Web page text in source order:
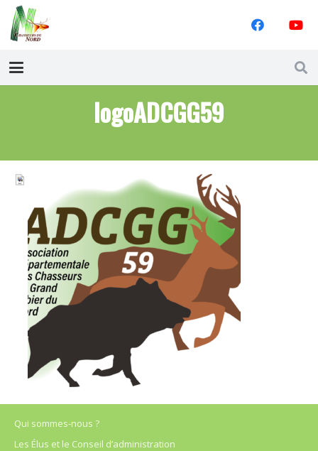
logoADCGG59
Qui sommes-nous ?
Les Élus et le Conseil d’administration